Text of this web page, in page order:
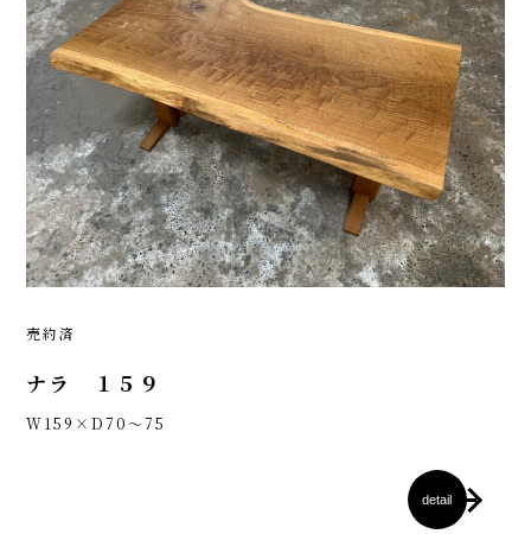
売約済
ナラ １５９
W159×D70～75
detail